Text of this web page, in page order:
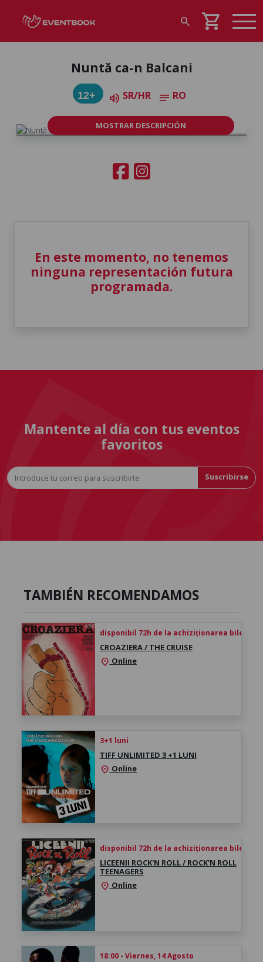
search shopping_cart
Nuntă ca-n Balcani
12+ volume_up SR/HR notes RO
MOSTRAR DESCRIPCIÓN
En este momento, no tenemos
ninguna representación futura
programada.
Mantente al día con tus eventos
favoritos
Suscribirse
TAMBIÉN RECOMENDAMOS
disponibil 72h de la achiziționarea biletului
CROAZIERA / THE CRUISE
location_on Online
3+1 luni
TIFF UNLIMITED 3 +1 LUNI
location_on Online
disponibil 72h de la achiziționarea biletului
LICEENII ROCK'N ROLL / ROCK'N ROLL
TEENAGERS
location_on Online
18:00 - Viernes, 14 Agosto